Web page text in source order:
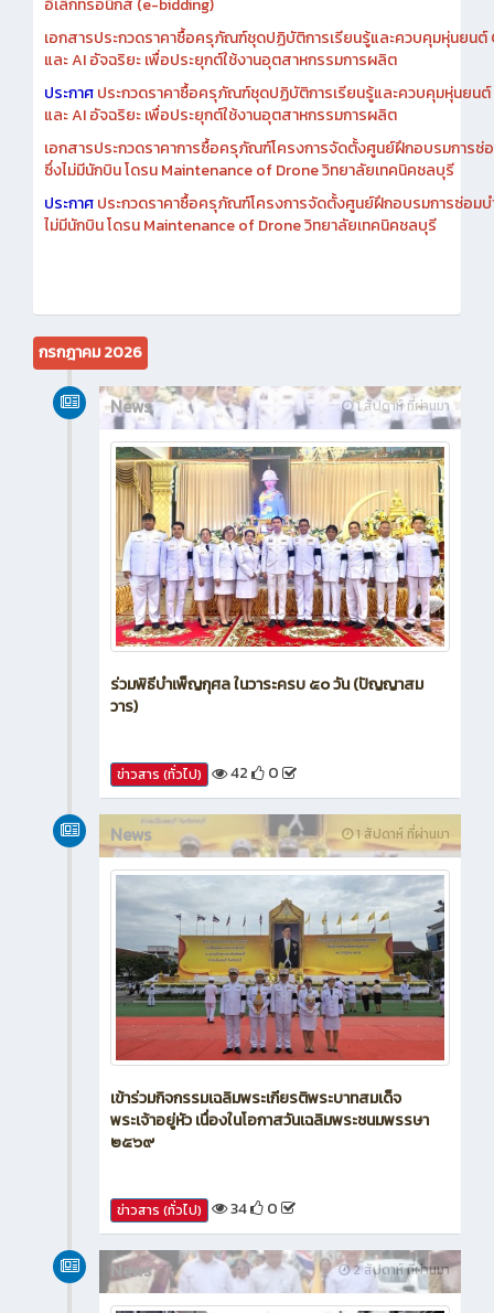
ประกาศประกวดราคาซื้อครุภัณฑ์เครื่องแมชชีนนิ่งเซ็กเตอร์ พร้อมอุปก
อิเล็กทรอนิกส์ (e-bidding)
เอกสารประกวดราคาซื้อครุภัณฑ์ชุดปฏิบัติการเรียนรู้และควบคุมหุ่นยน
และ AI อัจฉริยะ เพื่อประยุกต์ใช้งานอุตสาหกรรมการผลิต
ประกาศประกวดราคาซื้อครุภัณฑ์ชุดปฏิบัติการเรียนรู้และควบคุมหุ่นยน
และ AI อัจฉริยะ เพื่อประยุกต์ใช้งานอุตสาหกรรมการผลิต
เอกสารประกวดราคาการซื้อครุภัณฑ์โครงการจัดตั้งศูนย์ฝึกอบรมการซ่
ซึ่งไม่มีนักบิน โดรน Maintenance of Drone วิทยาลัยเทคนิคชลบุรี
ประกาศประกวดราคาซื้อครุภัณฑ์โครงการจัดตั้งศูนย์ฝึกอบรมการซ่อมบ
กรกฎาคม 2026
1 สัปดาห์ ที่ผ่านมา
News
ร่วมพิธีบำเพ็ญกุศล ในวาระครบ ๕๐ วัน (ปัญญาสม
42 0
1 สัปดาห์ ที่ผ่านมา
News
เข้าร่วมกิจกรรมเฉลิมพระเกียรติพระบาทสมเด็จ
พระเจ้าอยู่หัว เนื่องในโอกาสวันเฉลิมพระชนมพรรษา
34 0
2 สัปดาห์ ที่ผ่านมา
News